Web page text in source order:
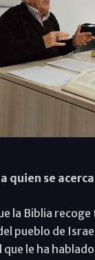
quien se
la Biblia
pueblo de
que le ha